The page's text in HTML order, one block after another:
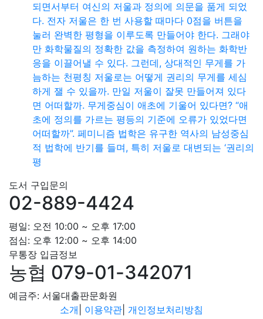
되면서부터 여신의 저울과 정의에 의문을 품게 되었
다. 전자 저울은 한 번 사용할 때마다 0점을 버튼을
눌러 완벽한 평형을 이루도록 만들어야 한다. 그래야
만 화학물질의 정확한 값을 측정하여 원하는 화학반
응을 이끌어낼 수 있다. 그런데, 상대적인 무게를 가
늠하는 천평칭 저울로는 어떻게 권리의 무게를 세심
하게 잴 수 있을까. 만일 저울이 잘못 만들어져 있다
면 어떠할까. 무게중심이 애초에 기울어 있다면? “애
초에 정의를 가르는 평등의 기준에 오류가 있었다면
어떠할까”. 페미니즘 법학은 유구한 역사의 남성중심
적 법학에 반기를 들며, 특히 저울로 대변되는 ‘권리의
평
도서 구입문의
02-889-4424
평일: 오전 10:00 ~ 오후 17:00
점심: 오후 12:00 ~ 오후 14:00
무통장 입금정보
농협 079-01-342071
예금주: 서울대출판문화원
소개
이용약관 개인정보처리방침